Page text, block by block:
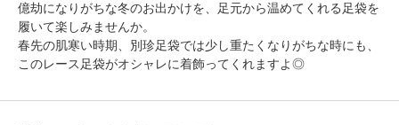
億劫になりがちな冬のお出かけを、足元から温めてくれる足袋を
履いて楽しみませんか。
春先の肌寒い時期、別珍足袋では少し重たくなりがちな時にも、
このレース足袋がオシャレに着飾ってくれますよ◎